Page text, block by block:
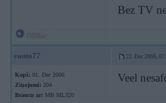
Bez TV
eauto77 22. Dec 2006,
Kopš: 01. Dec 2006
Ziņojumi: 204
Braucu ar: MB ML320
Veel